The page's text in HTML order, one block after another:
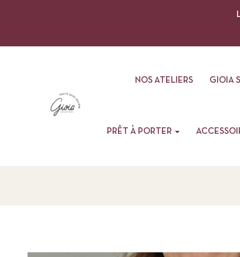
NOS ATELIERS GIOIA
PRÊT À PORTER